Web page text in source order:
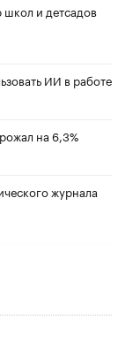
и детсадов
ИИ в работе
на 6,3%
журнала